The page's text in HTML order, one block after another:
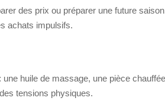
des prix ou préparer une future
achats impulsifs.
huile de massage, une pièce
tensions physiques.